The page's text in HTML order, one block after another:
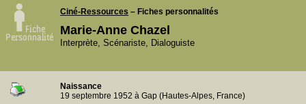
Ciné-Ressources – Fiches personnalités
Marie-Anne Chazel
Interprète, Scénariste, Dialoguiste
Naissance
19 septembre 1952 à Gap (Hautes-Alpes, France)